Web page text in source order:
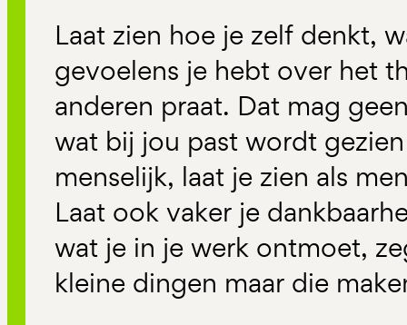
Laat zien hoe je zelf denkt,
gevoelens je hebt over het
anderen praat. Dat mag
wat bij jou past wordt
menselijk, laat je zien als
Laat ook vaker je
wat je in je werk ontmoet,
kleine dingen maar die